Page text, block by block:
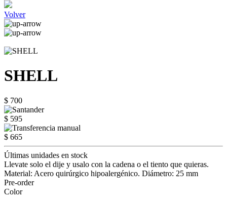
Volver
SHELL
$ 700
$ 595
$ 665
Últimas unidades en stock
Llevate solo el dije y usalo con la cadena o el tiento que quieras.
Material: Acero quirúrgico hipoalergénico. Diámetro: 25 mm
Pre-order
Color